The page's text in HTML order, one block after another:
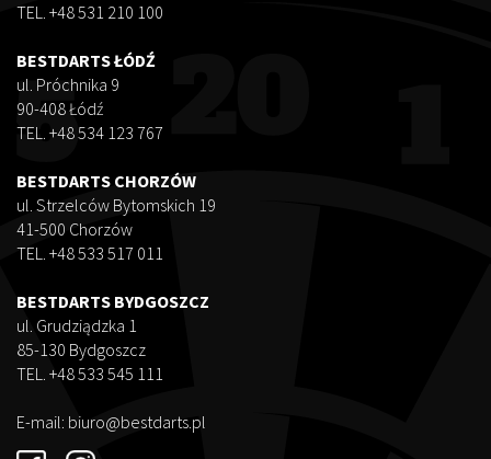
TEL. +48 531 210 100
BESTDARTS ŁÓDŹ
ul. Próchnika 9
90-408 Łódź
TEL. +48 534 123 767
BESTDARTS CHORZÓW
ul. Strzelców Bytomskich 19
41-500 Chorzów
TEL. +48 533 517 011
BESTDARTS BYDGOSZCZ
ul. Grudziądzka 1
85-130 Bydgoszcz
TEL. +48 533 545 111
E-mail: biuro@bestdarts.pl